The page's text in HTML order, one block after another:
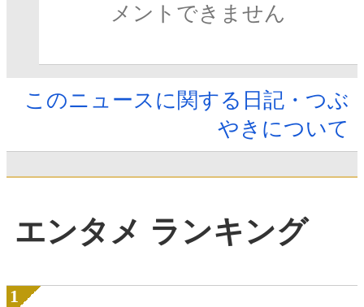
メントできません
このニュースに関する日記・つぶ
やきについて
エンタメ ランキング